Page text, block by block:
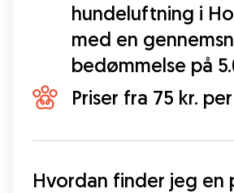
hundeluftning i
med en
bedømmelse på
Priser fra 75 kr.
Hvordan finder jeg en